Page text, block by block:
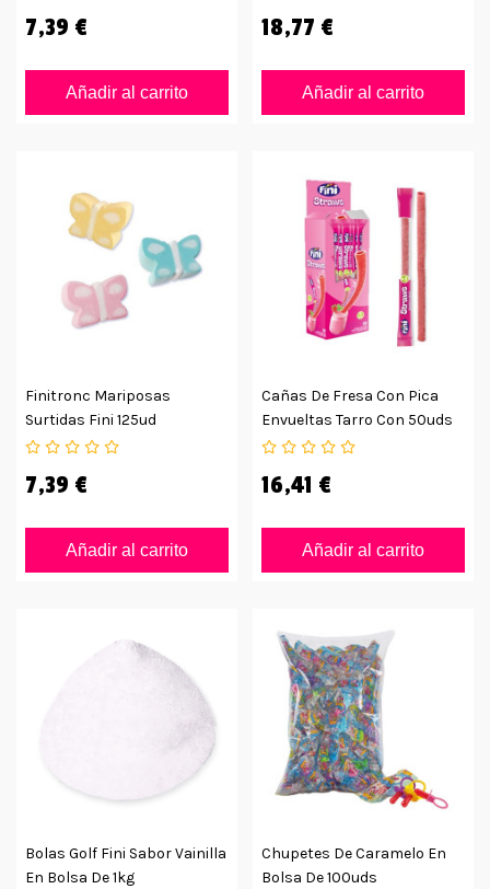
7,39 €
Añadir al carrito
18,77 €
Añadir al carrito
Finitronc Mariposas
Surtidas Fini 125ud
7,39 €
Añadir al carrito
Cañas De Fresa Con Pica
Envueltas Tarro Con 50uds
16,41 €
Añadir al carrito
Bolas Golf Fini Sabor Vainilla
En Bolsa De 1kg
Chupetes De Caramelo En
Bolsa De 100uds